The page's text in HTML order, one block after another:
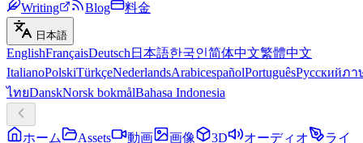
Writing
Blog 料金
日本語
EnglishFrançaisDeutsch 日本語한국인简体中文繁體中文
ItalianoPolskiTürkçeNederlandsArabicespañolPortuguêsРусскийภา
ไทยDanskNorsk bokmålBahasa Indonesia
ホーム Assets 動画 画像 3D オーディオ ライ